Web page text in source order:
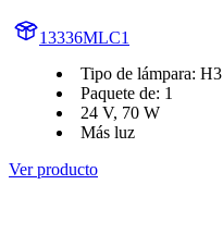
13336MLC1
Tipo de lámpara: H3
Paquete de: 1
24 V, 70 W
Más luz
Ver producto